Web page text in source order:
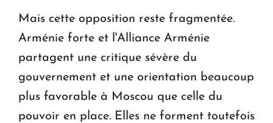
Mais cette opposition reste fragmentée.
Arménie forte et l'Alliance Arménie
partagent une critique sévère du
gouvernement et une orientation beaucoup
plus favorable à Moscou que celle du
pouvoir en place. Elles ne forment toutefois